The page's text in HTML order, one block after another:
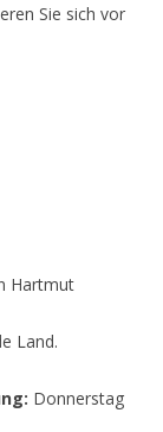
Sie sich vor
Hartmut
Land.
Donnerstag